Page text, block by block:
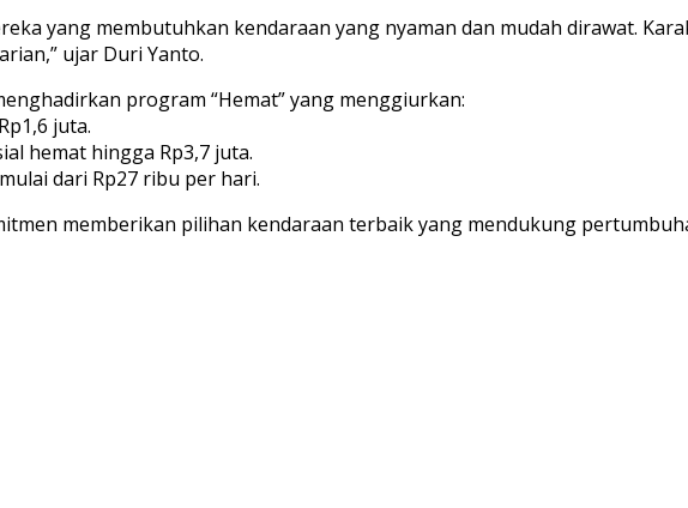
yang membutuhkan kendaraan yang nyaman dan mudah dirawat.
ujar Duri Yanto.
program “Hemat” yang menggiurkan:
juta.
hemat hingga Rp3,7 juta.
dari Rp27 ribu per hari.
memberikan pilihan kendaraan terbaik yang mendukung